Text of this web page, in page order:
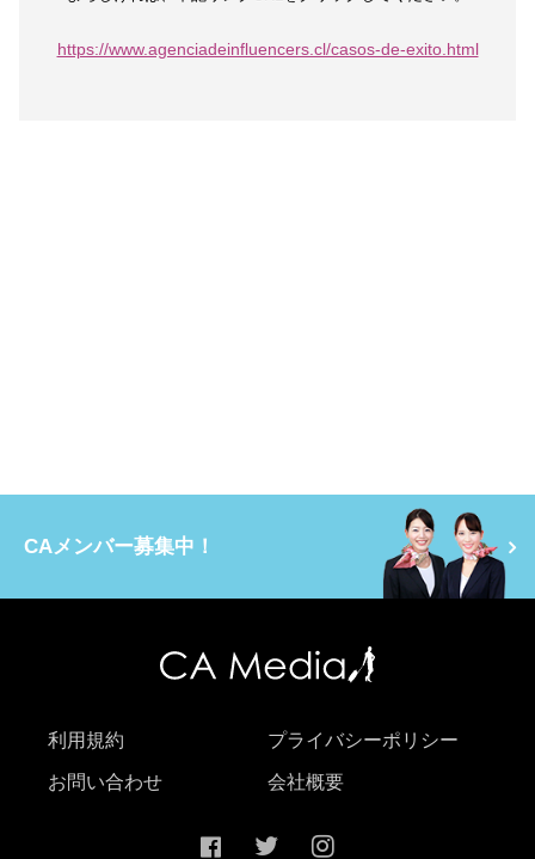
https://www.agenciadeinfluencers.cl/casos-de-exito.html
CAメンバー募集中！
利用規約 プライバシーポリシー
お問い合わせ 会社概要